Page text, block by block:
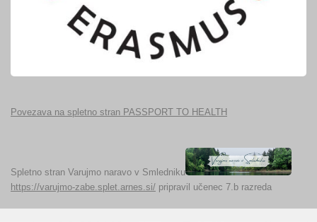
Povezava na spletno stran PASSPORT TO HEALTH
Spletno stran Varujmo naravo v Smledniku
https://varujmo-zabe.splet.arnes.si/ pripravil učenec 7.b razreda